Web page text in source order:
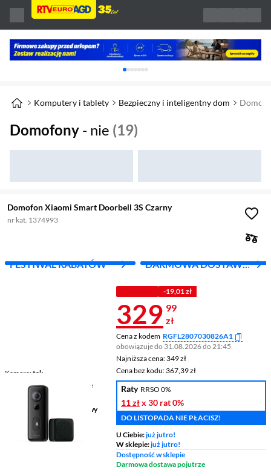
Karuzela z banerami, aktualny element 1 z
Komputery i tablety Bezpieczny i inteligentny dom
Domofony - nie (19)
Domofon Xiaomi Smart Doorbell 3S Czarny
nr kat. 1374993
FESTIWAL RABATÓW
DARMOWA DOSTAWA
Kamera tak
Otwieranie zbliżeniowe
nie
Panel dotykowy
Sposób montażu
natynkowy
-19,01 zł
Cena 329,99
329 99
zł
Cena z kodem RGFL2807030826A1
obowiązuje do 31.08.2026 do 21:45
Najniższa cena: 349 zł
Najniższa cena:349 zł
Cena bez kodu: 367,39 zł
Cena bez kodu:367,39 zł
Raty RRSO 0%
11 złx 30 rat0%
DO LISTOPADA NIE PŁACISZ!
U Ciebie:już jutro!
W sklepie:już jutro!
Dostępność w sklepie
Darmowa dostawa pojutrze